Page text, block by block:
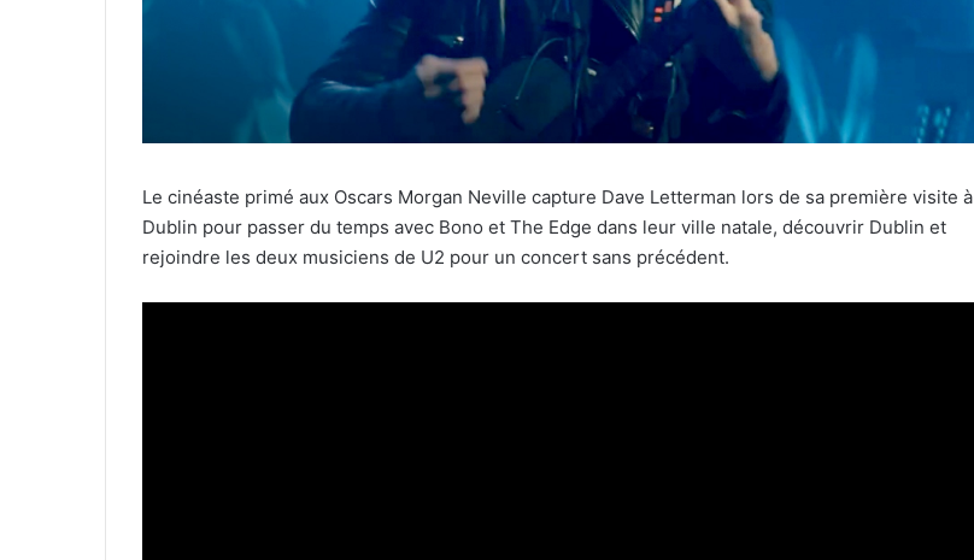
Le cinéaste primé aux Oscars Morgan Neville capture Dave Letterman lors de sa première visite à
Dublin pour passer du temps avec Bono et The Edge dans leur ville natale, découvrir Dublin et
rejoindre les deux musiciens de U2 pour un concert sans précédent.